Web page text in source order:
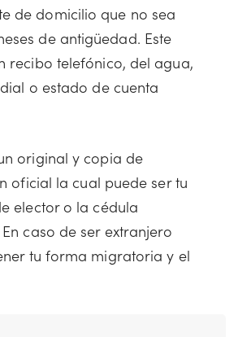
de domicilio que no sea
de antigüedad. Este
recibo telefónico, del agua,
o estado de cuenta
original y copia de
oficial la cual puede ser tu
elector o la cédula
caso de ser extranjero
tu forma migratoria y el